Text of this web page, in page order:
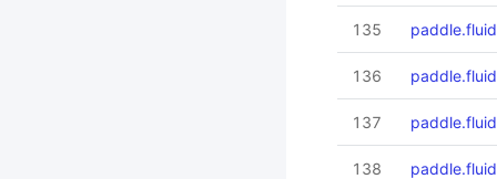
135
136
137
138